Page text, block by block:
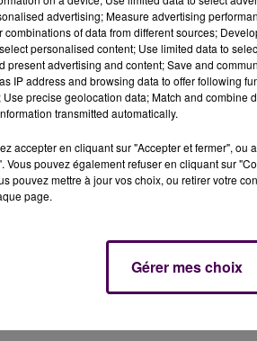
le-Roi : un hélicoptère
artificielle, tant la
d'une petite rue, à Bourg-le-
fortifiées que compte cette
posé entre les habitations, au
avoir, chacun dans son
advertising; Measure advertising
combinations of data from different sources;
personalised content; Use limited data to
present advertising and content; Save and
IP address and browsing data to offer following
Use precise geolocation data; Match and combine
transmitted automatically.
accepter en cliquant sur "Accepter et fermer",
Vous pouvez également refuser en cliquant sur
pouvez mettre à jour vos choix, ou retirer votre
page.
Gérer mes choix